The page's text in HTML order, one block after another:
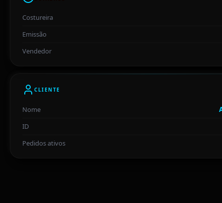
Costureira
Emissão
Vendedor
CLIENTE
Nome
ID
Pedidos ativos